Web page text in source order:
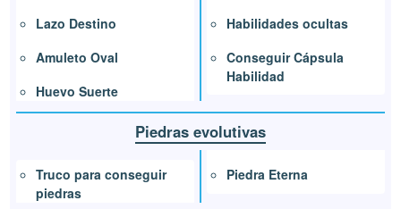
Lazo Destino
Amuleto Oval
Huevo Suerte
Habilidades ocultas
Conseguir Cápsula
Habilidad
Piedras evolutivas
Truco para conseguir
piedras
Piedra Eterna